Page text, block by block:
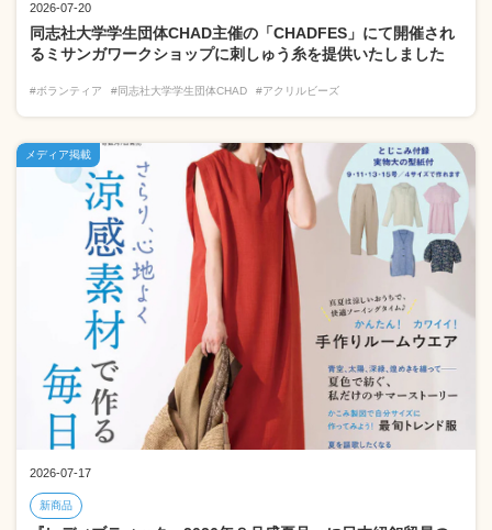
2026-07-20
同志社大学学生団体CHAD主催の「CHADFES」にて開催され
るミサンガワークショップに刺しゅう糸を提供いたしました
#ボランティア #同志社大学学生団体CHAD #アクリルビーズ
2026-07-17
新商品
メディア掲載